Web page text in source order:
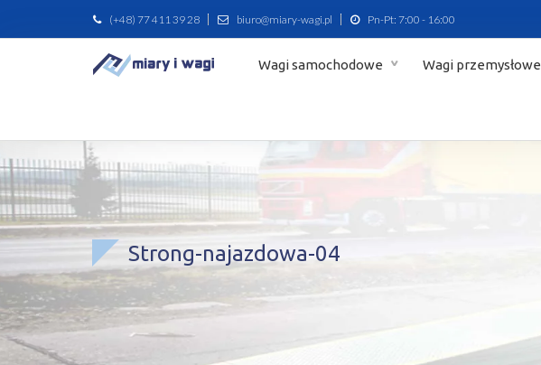
(+48) 77 411 39 28 biuro@miary-wagi.pl Pn-Pt: 7:00 - 16:00
Wagi samochodowe Wagi przemysłowe
Strong-najazdowa-04